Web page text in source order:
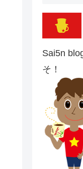
Sai5n
そ！